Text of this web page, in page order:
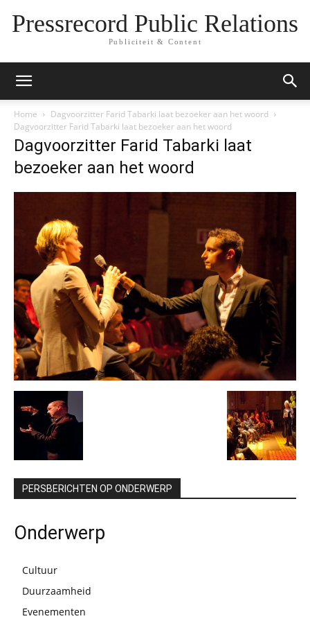
Pressrecord Public Relations
Publiciteit & Content
Home
Dagvoorzitter Farid Tabarki laat bezoeker aan het woord
Dagvoorzitter Farid Tabarki laat bezoeker aan het woord
Dagvoorzitter Farid Tabarki laat
bezoeker aan het woord
PERSBERICHTEN OP ONDERWERP
Onderwerp
Cultuur
Duurzaamheid
Evenementen